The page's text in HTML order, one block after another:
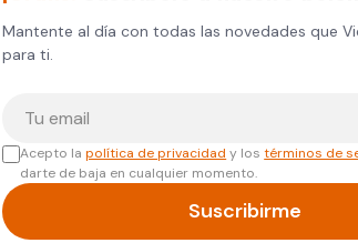
las
Mantente al día con todas las novedades que
para ti.
Acepto lapolítica de privacidad y lostérminos de
darte de baja en cualquier momento.
Suscribirme